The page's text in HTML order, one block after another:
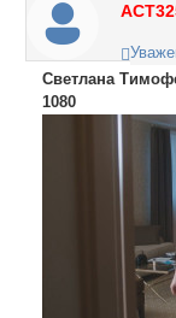
Светлана
1080